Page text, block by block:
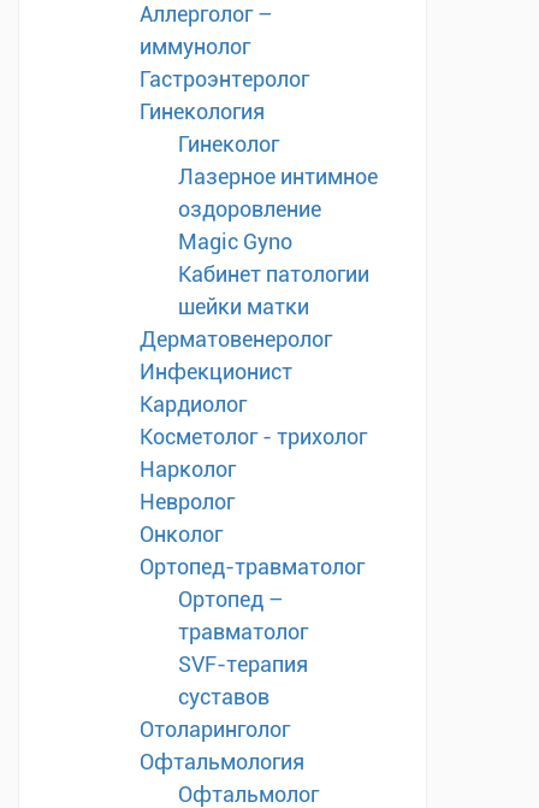
Аллерголог –
иммунолог
Гастроэнтеролог
Гинекология
Гинеколог
Лазерное интимное
оздоровление
Magic Gyno
Кабинет патологии
шейки матки
Дерматовенеролог
Инфекционист
Кардиолог
Косметолог - трихолог
Нарколог
Невролог
Онколог
Ортопед-травматолог
Ортопед –
травматолог
SVF-терапия
суставов
Отоларинголог
Офтальмология
Офтальмолог